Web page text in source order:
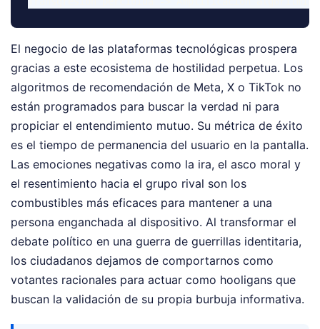
El negocio de las plataformas tecnológicas prospera
gracias a este ecosistema de hostilidad perpetua. Los
algoritmos de recomendación de Meta, X o TikTok no
están programados para buscar la verdad ni para
propiciar el entendimiento mutuo. Su métrica de éxito
es el tiempo de permanencia del usuario en la pantalla.
Las emociones negativas como la ira, el asco moral y
el resentimiento hacia el grupo rival son los
combustibles más eficaces para mantener a una
persona enganchada al dispositivo. Al transformar el
debate político en una guerra de guerrillas identitaria,
los ciudadanos dejamos de comportarnos como
votantes racionales para actuar como hooligans que
buscan la validación de su propia burbuja informativa.